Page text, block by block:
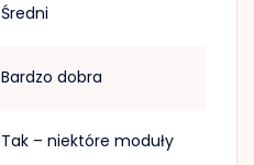
Średni
Bardzo dobra
Tak – niektóre moduły